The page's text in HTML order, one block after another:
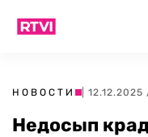
НОВОСТИ |
Недосып